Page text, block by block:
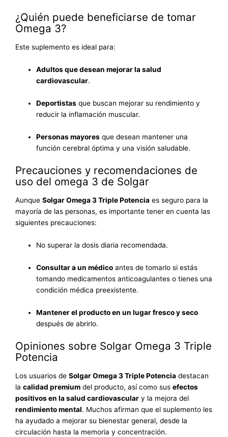
¿Quién puede beneficiarse de tomar
Omega 3?
Este suplemento es ideal para:
Adultos que desean mejorar la salud
cardiovascular.
Deportistas que buscan mejorar su rendimiento y
reducir la inflamación muscular.
Personas mayores que desean mantener una
función cerebral óptima y una visión saludable.
Precauciones y recomendaciones de
uso del omega 3 de Solgar
Aunque Solgar Omega 3 Triple Potencia es seguro para la
mayoría de las personas, es importante tener en cuenta las
siguientes precauciones:
No superar la dosis diaria recomendada.
Consultar a un médico antes de tomarlo si estás
tomando medicamentos anticoagulantes o tienes una
condición médica preexistente.
Mantener el producto en un lugar fresco y seco
después de abrirlo.
Opiniones sobre Solgar Omega 3 Triple
Potencia
Los usuarios de Solgar Omega 3 Triple Potencia destacan
la calidad premium del producto, así como sus efectos
positivos en la salud cardiovascular y la mejora del
rendimiento mental. Muchos afirman que el suplemento les
ha ayudado a mejorar su bienestar general, desde la
circulación hasta la memoria y concentración.